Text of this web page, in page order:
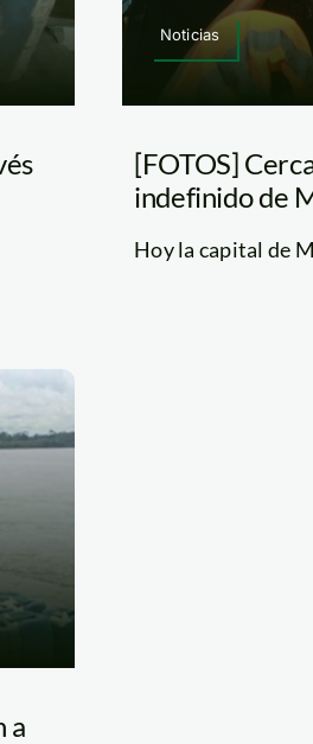
Noticias
[FOTOS]
indefinido de
Hoy la capital de
a